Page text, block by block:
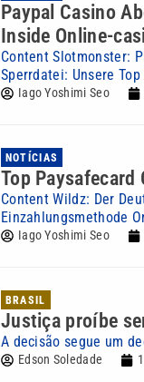
Paypal Casino
Inside Online-
Content Slotmonster:
Sperrdatei: Unsere
Iago Yoshimi Seo
NOTÍCIAS
Top Paysafecard
Content Wildz: Der
Einzahlungsmethode
Iago Yoshimi Seo
BRASIL
Justiça proíbe
A decisão segue um
Edson Soledade